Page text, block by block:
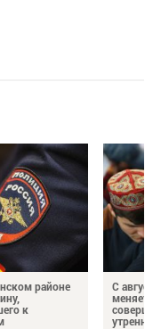
районе
к
С